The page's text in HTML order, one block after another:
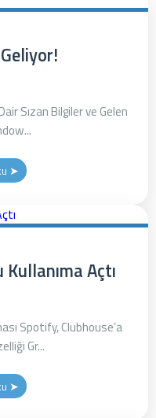
Sızan Bilgiler ve Gelen
Window...
➤
Açtı
Spotify, Clubhouse’a
Gr...
➤